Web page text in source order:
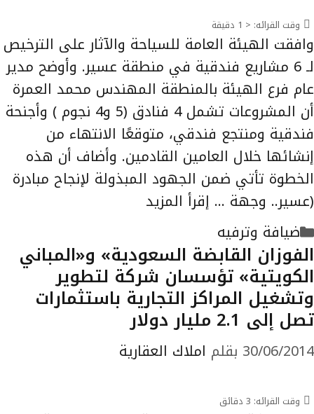
وقت القرائه: < 1 دقيقة
وافقت الهيئة العامة للسياحة والآثار على الترخيص
لـ 6 مشاريع فندقية في منطقة عسير. وأوضح مدير
عام فرع الهيئة بالمنطقة المهندس محمد العمرة
أن المشروعات تشمل 4 فنادق (5 و4 نجوم ) وأجنحة
فندقية ومنتجع فندقي، متوقعًا الانتهاء من
إنشائها خلال العامين القادمين. وأضاف أن هذه
الخطوة تأتي ضمن الجهود المبذولة لإنجاح مبادرة
(عسير.. وجهة … إقرأ المزيد
التصنيفات
ضيافة وترفيه
الفوزان القابضة السعودية» و«المباني
الكويتية» تؤسسان شركة لتطوير
وتشغيل المراكز التجارية باستثمارات
تصل إلى 2.1 مليار دولار
30/06/2014 بقلم املاك العقارية
وقت القرائه: 3 دقائق